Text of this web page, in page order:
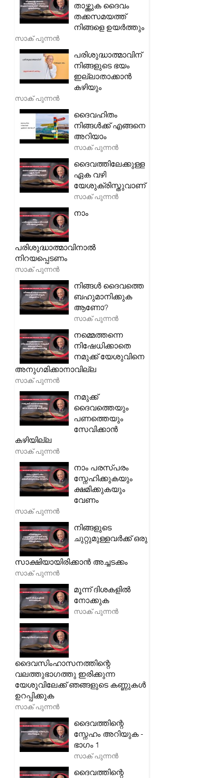
താഴ്ത്തുക ദൈവം
തക്കസമയത്ത്
നിങ്ങളെ ഉയർത്തും
സാക് പുന്നൻ
പരിശുദ്ധാത്മാവിന്
നിങ്ങളുടെ ഭയം
ഇല്ലാതാക്കാൻ
കഴിയും
സാക് പുന്നൻ
ദൈവഹിതം
നിങ്ങൾക്ക് എങ്ങനെ
അറിയാം
സാക് പുന്നൻ
ദൈവത്തിലേക്കുള്ള
ഏക വഴി
യേശുക്രിസ്തുവാണ്
സാക് പുന്നൻ
നാം
പരിശുദ്ധാത്മാവിനാൽ
നിറയപ്പെടണം
സാക് പുന്നൻ
നിങ്ങൾ ദൈവത്തെ
ബഹുമാനിക്കുക
ആണോ?
സാക് പുന്നൻ
നമ്മെത്തന്നെ
നിഷേധിക്കാതെ
നമുക്ക് യേശുവിനെ
അനുഗമിക്കാനാവില്ല
സാക് പുന്നൻ
നമുക്ക്
ദൈവത്തെയും
പണത്തെയും
സേവിക്കാൻ
കഴിയില്ല
സാക് പുന്നൻ
നാം പരസ്പരം
സ്നേഹിക്കുകയും
ക്ഷമിക്കുകയും
വേണം
സാക് പുന്നൻ
നിങ്ങളുടെ
ചുറ്റുമുള്ളവർക്ക് ഒരു
സാക്ഷിയായിരിക്കാൻ അച്ചടക്കം
സാക് പുന്നൻ
മൂന്ന് ദിശകളിൽ
നോക്കുക
സാക് പുന്നൻ
ദൈവസിംഹാസനത്തിന്റെ
വലത്തുഭാഗത്തു ഇരിക്കുന്ന
യേശുവിലേക്ക് ഞങ്ങളുടെ കണ്ണുകൾ
ഉറപ്പിക്കുക
സാക് പുന്നൻ
ദൈവത്തിന്റെ
സ്നേഹം അറിയുക -
ഭാഗം 1
സാക് പുന്നൻ
ദൈവത്തിന്റെ